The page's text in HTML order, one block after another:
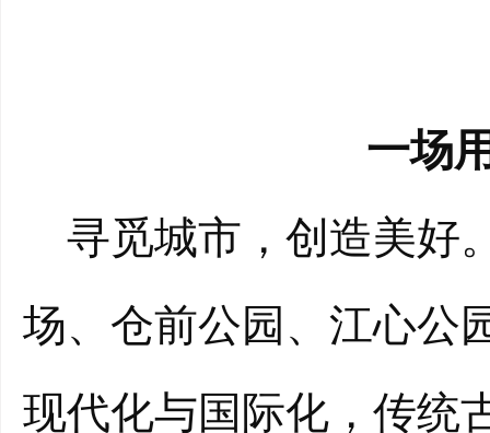
一场
寻觅城市，创造美好
场、仓前公园、江心公
现代化与国际化，传统